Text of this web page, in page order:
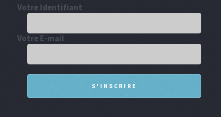
Votre Identifiant
Votre E-mail